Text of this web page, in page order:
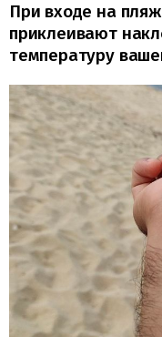
При входе на
приклеивают
температуру